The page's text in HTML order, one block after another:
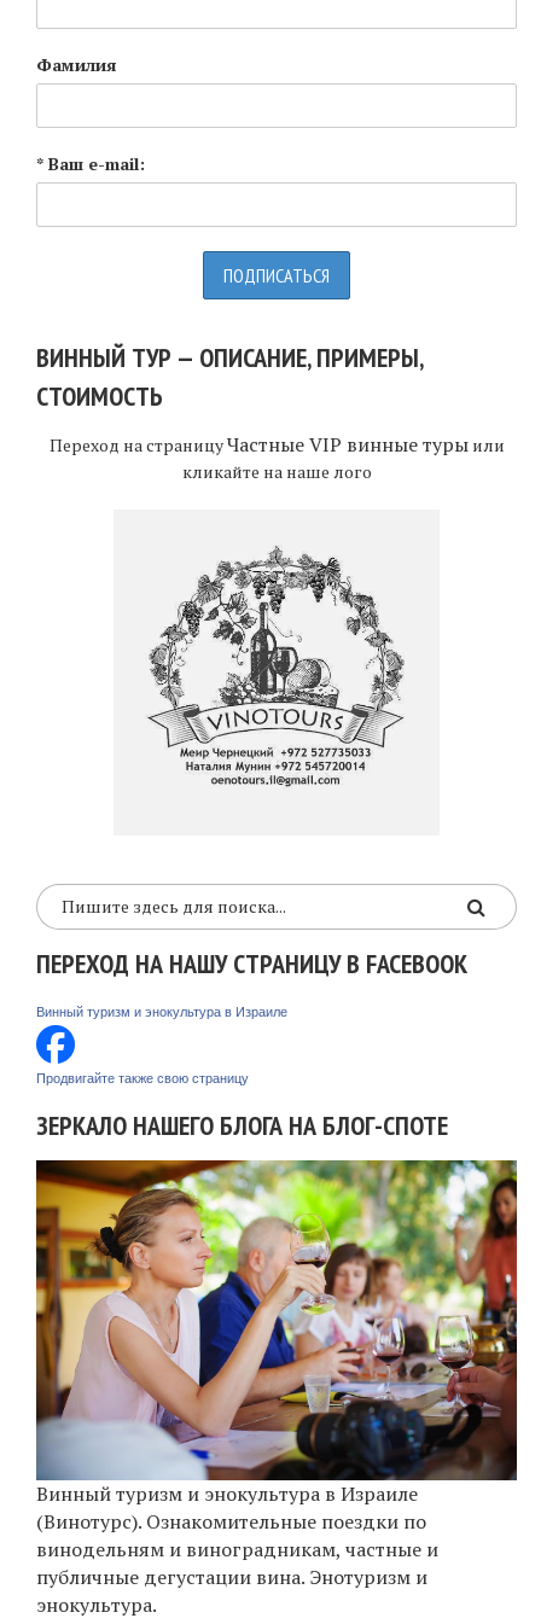
Фамилия
* Ваш e-mail:
ВИННЫЙ ТУР — ОПИСАНИЕ, ПРИМЕРЫ,
СТОИМОСТЬ
Переход на страницуЧастные VIP винные турыили
кликайте на наше лого
ПЕРЕХОД НА НАШУ СТРАНИЦУ В FACEBOOK
Винный туризм и энокультура в Израиле
Продвигайте также свою страницу
ЗЕРКАЛО НАШЕГО БЛОГА НА БЛОГ-СПОТЕ
Винный туризм и энокультура в Израиле
(Винотурс). Ознакомительные поездки по
винодельням и виноградникам, частные и
публичные дегустации вина. Энотуризм и
энокультура.